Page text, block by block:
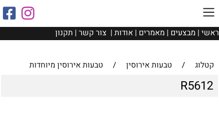
ראשי | מבצעים | מאמרים | אודות | צור קשר | תקנון
קטלוג / טבעות אירוסין / טבעות אירוסין מיוחדות
R5612